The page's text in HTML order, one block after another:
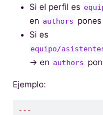
Si el perfil es
en authors pones
Si es
equipo/
→ en authors
Ejemplo:
---